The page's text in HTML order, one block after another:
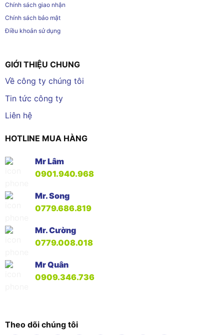
Chính sách giao nhận
Chính sách bảo mật
Điều khoản sử dụng
GIỚI THIỆU CHUNG
Về công ty chúng tôi
Tin tức công ty
Liên hệ
HOTLINE MUA HÀNG
Mr Lâm
0901.940.968
Mr. Song
0779.686.819
Mr. Cường
0779.008.018
Mr Quân
0909.346.736
Theo dõi chúng tôi